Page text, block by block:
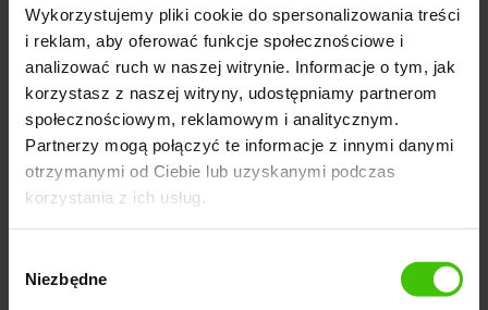
Wykorzystujemy pliki cookie do spersonalizowania treści
i reklam, aby oferować funkcje społecznościowe i
analizować ruch w naszej witrynie. Informacje o tym, jak
korzystasz z naszej witryny, udostępniamy partnerom
społecznościowym, reklamowym i analitycznym.
Partnerzy mogą połączyć te informacje z innymi danymi
otrzymanymi od Ciebie lub uzyskanymi podczas
korzystania z ich usług.
zgody
Niezbędne